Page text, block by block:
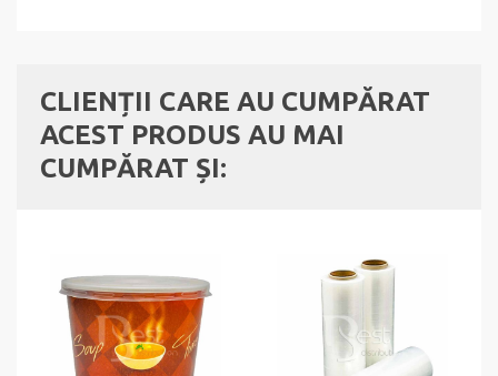
CLIENȚII CARE AU CUMPĂRAT
ACEST PRODUS AU MAI
CUMPĂRAT ȘI: